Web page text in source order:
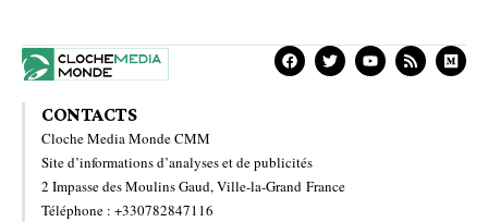
CONTACTS
Cloche Media Monde CMM
Site d’informations d’analyses et de publicités
2 Impasse des Moulins Gaud, Ville-la-Grand France
Téléphone : +330782847116